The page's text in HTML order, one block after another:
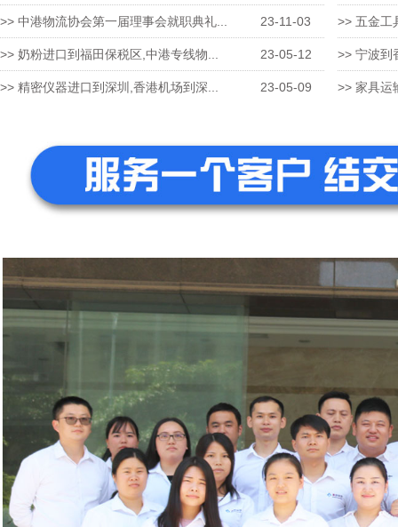
>> 中港物流协会第一届理事会就职典礼... 23-11-03
>> 奶粉进口到福田保税区,中港专线物... 23-05-12
>> 精密仪器进口到深圳,香港机场到深... 23-05-09
>> 五金工
>> 宁波到
>> 家具运